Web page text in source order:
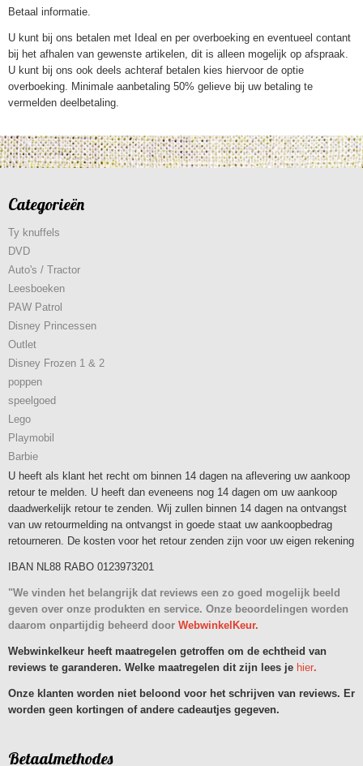
Betaal informatie.
U kunt bij ons betalen met Ideal en per overboeking en eventueel contant
bij het afhalen van gewenste artikelen, dit is alleen mogelijk op afspraak.
U kunt bij ons ook deels achteraf betalen kies hiervoor de optie
overboeking. Minimale aanbetaling 50% gelieve bij uw betaling te
vermelden deelbetaling.
Categorieën
Ty knuffels
DVD
Auto's / Tractor
Leesboeken
PAW Patrol
Disney Princessen
Outlet
Disney Frozen 1 & 2
poppen
speelgoed
Lego
Playmobil
Barbie
U heeft als klant het recht om binnen 14 dagen na aflevering uw aankoop
retour te melden. U heeft dan eveneens nog 14 dagen om uw aankoop
daadwerkelijk retour te zenden. Wij zullen binnen 14 dagen na ontvangst
van uw retourmelding na ontvangst in goede staat uw aankoopbedrag
retourneren. De kosten voor het retour zenden zijn voor uw eigen rekening
IBAN NL88 RABO 0123973201
"We vinden het belangrijk dat reviews een zo goed mogelijk beeld
geven over onze produkten en service. Onze beoordelingen worden
daarom onpartijdig beheerd door WebwinkelKeur.
Webwinkelkeur heeft maatregelen getroffen om de echtheid van
reviews te garanderen. Welke maatregelen dit zijn lees je hier.
Onze klanten worden niet beloond voor het schrijven van reviews. Er
worden geen kortingen of andere cadeautjes gegeven.
Betaalmethodes